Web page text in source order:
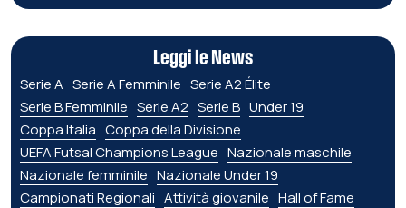
Leggi le News
Serie A Serie A Femminile Serie A2 Élite
Serie B Femminile Serie A2 Serie B Under 19
Coppa Italia Coppa della Divisione
UEFA Futsal Champions League Nazionale maschile
Nazionale femminile Nazionale Under 19
Campionati Regionali Attività giovanile Hall of Fame